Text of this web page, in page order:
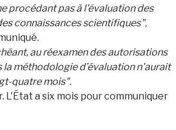
procédant pas à l'évaluation des
connaissances scientifiques",
au réexamen des autorisations
la méthodologie d’évaluation n'aurait
quatre mois".
a six mois pour communiquer